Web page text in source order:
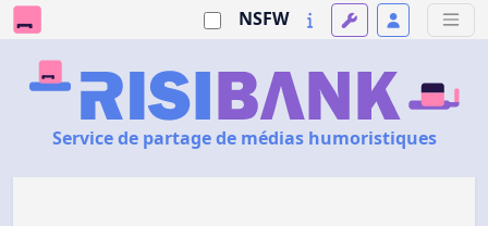
NSFW
Service de partage de médias humoristiques